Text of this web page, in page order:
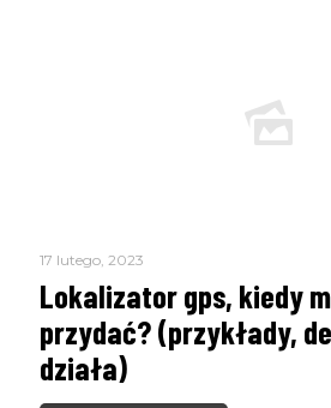
17 lutego, 2023
Lokalizator gps, kiedy
przydać? (przykłady,
działa)